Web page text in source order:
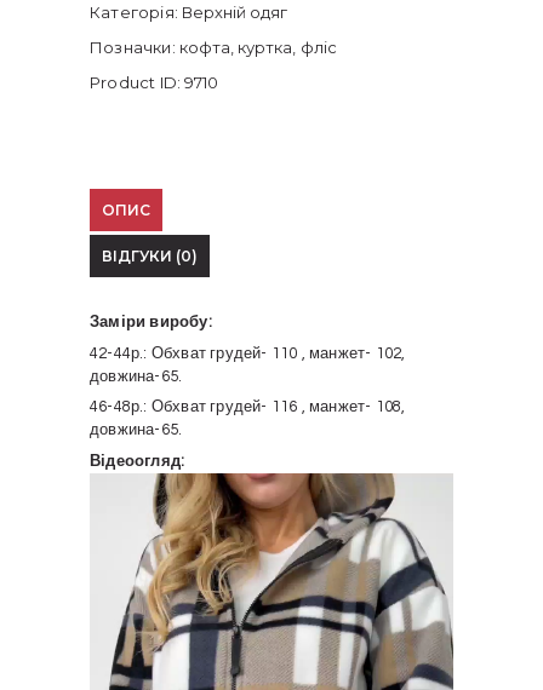
Категорія: Верхній одяг
Позначки: кофта куртка фліс
Product ID:9710
ОПИС
ВІДГУКИ (0)
Заміри виробу:
42-44р.: Обхват грудей- 110 , манжет- 102,
довжина-65.
46-48р.: Обхват грудей- 116 , манжет- 108,
довжина-65.
Відеоогляд:
Відеопрогравач